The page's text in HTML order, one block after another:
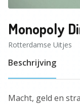
Monopoly
Rotterdamse Uitjes
Beschrijving
Macht, geld en